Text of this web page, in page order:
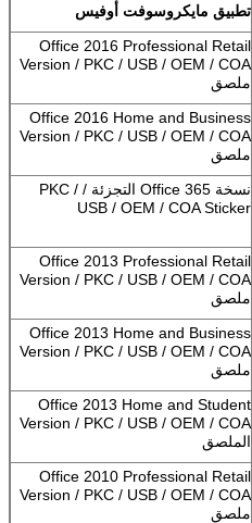
تطبيق مايكروسوفت أوفيس
Office 2016 Professional Retail
Version / PKC / USB / OEM / COA
ملصق
Office 2016 Home and Business
Version / PKC / USB / OEM / COA
ملصق
نسخة Office 365 التجزئة / PKC /
USB / OEM / COA Sticker
Office 2013 Professional Retail
Version / PKC / USB / OEM / COA
ملصق
Office 2013 Home and Business
Version / PKC / USB / OEM / COA
ملصق
Office 2013 Home and Student
Version / PKC / USB / OEM / COA
الملصق
Office 2010 Professional Retail
Version / PKC / USB / OEM / COA
ملصق